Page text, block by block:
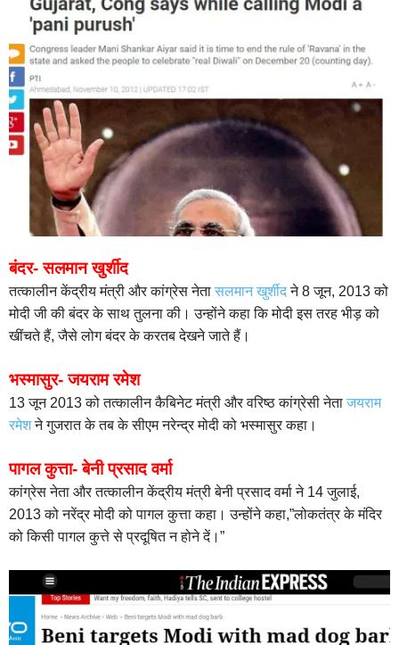
बंदर- सलमान खुर्शीद
तत्कालीन केंद्रीय मंत्री और कांग्रेस नेता सलमान खुर्शीदने 8 जून, 2013 को
मोदी जी की बंदर के साथ तुलना की। उन्होंने कहा कि मोदी इस तरह भीड़ को
खींचते हैं, जैसे लोग बंदर के करतब देखने जाते हैं।
भस्मासुर- जयराम रमेश
13 जून 2013 को तत्कालीन कैबिनेट मंत्री और वरिष्ठ कांग्रेसी नेता जयराम
रमेशने गुजरात के तब के सीएम नरेन्द्र मोदी को भस्मासुर कहा।
पागल कुत्ता- बेनी प्रसाद वर्मा
कांग्रेस नेता और तत्कालीन केंद्रीय मंत्री बेनी प्रसाद वर्मा ने 14 जुलाई,
2013 को नरेंद्र मोदी को पागल कुत्ता कहा। उन्होंने कहा,”लोकतंत्र के मंदिर
को किसी पागल कुत्ते से प्रदूषित न होने दें।”